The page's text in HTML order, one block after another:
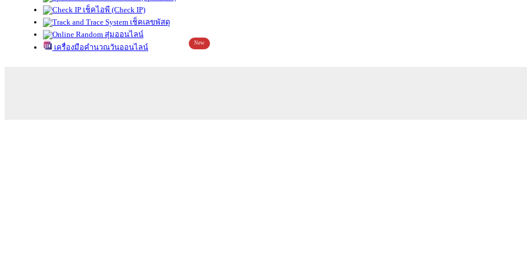
เช็คไอพี (Check IP)
เช็คเลขพัสดุ
สุ่มออนไลน์
เครื่องมือคำนวณวันออนไลน์
New